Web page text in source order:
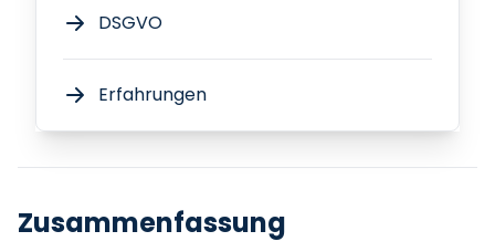
DSGVO
Erfahrungen
Zusammenfassung